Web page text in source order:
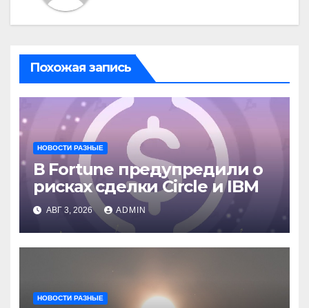
Похожая запись
НОВОСТИ РАЗНЫЕ
В Fortune предупредили о
рисках сделки Circle и IBM
АВГ 3, 2026 ADMIN
НОВОСТИ РАЗНЫЕ